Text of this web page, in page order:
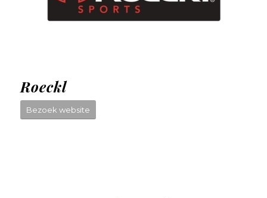
Roeckl
Bezoek website